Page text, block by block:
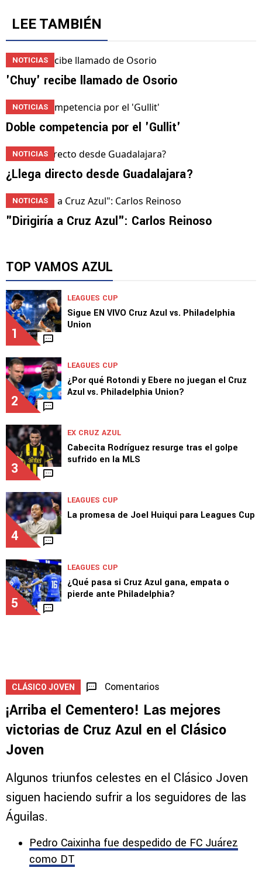
LEE TAMBIÉN
NOTICIAS
'Chuy' recibe llamado de Osorio
NOTICIAS
Doble competencia por el 'Gullit'
NOTICIAS
¿Llega directo desde Guadalajara?
NOTICIAS
"Dirigiría a Cruz Azul": Carlos Reinoso
TOP VAMOS AZUL
1
LEAGUES CUP
Sigue EN VIVO Cruz Azul vs. Philadelphia
Union
2
LEAGUES CUP
¿Por qué Rotondi y Ebere no juegan el Cruz
Azul vs. Philadelphia Union?
3
EX CRUZ AZUL
Cabecita Rodríguez resurge tras el golpe
sufrido en la MLS
4
LEAGUES CUP
La promesa de Joel Huiqui para Leagues Cup
5
LEAGUES CUP
¿Qué pasa si Cruz Azul gana, empata o
pierde ante Philadelphia?
CLÁSICO JOVEN Comentarios
¡Arriba el Cementero! Las mejores
victorias de Cruz Azul en el Clásico
Joven
Algunos triunfos celestes en el Clásico Joven
siguen haciendo sufrir a los seguidores de las
Águilas.
Pedro Caixinha fue despedido de FC Juárez
como DT